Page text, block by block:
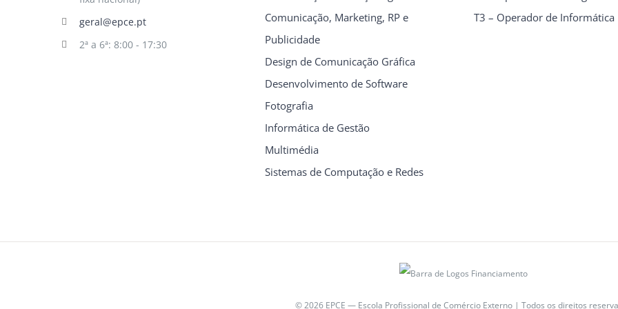
geral@epce.pt
2ª a 6ª: 8:00 - 17:30
Comunicação, Marketing, RP e
Publicidade
Design de Comunicação Gráfica
Desenvolvimento de Software
Fotografia
Informática de Gestão
Multimédia
Sistemas de Computação e Redes
T3 – Operador de Informática
© 2026 EPCE — Escola Profissional de Comércio Externo | Todos os direitos